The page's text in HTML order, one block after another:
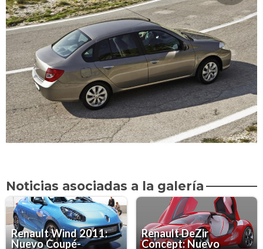
Noticias asociadas a la galería
Renault Wind 2011:
Nuevo Coupé-
Renault DeZir
Concept: Nuevo